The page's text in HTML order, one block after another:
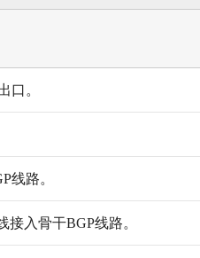
口。
线路。
入骨干BGP线路。